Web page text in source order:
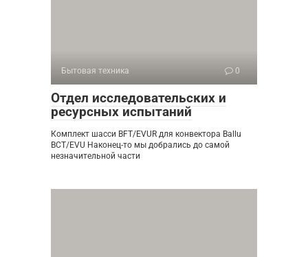
Бытовая техника 0
Отдел исследовательских и
ресурсных испытаний
Комплект шасси BFT/EVUR для конвектора Ballu
BCT/EVU Наконец-то мы добрались до самой
незначительной части